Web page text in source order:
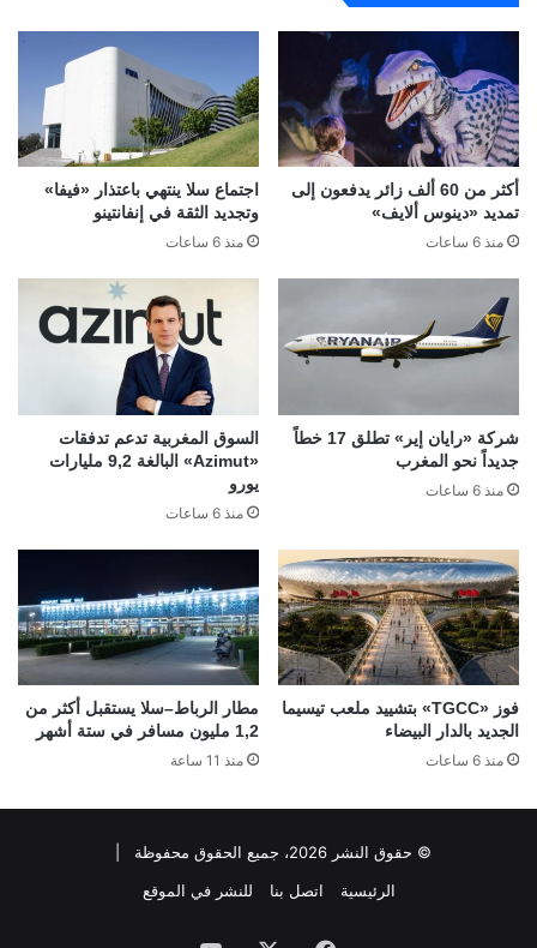
أكثر من 60 ألف زائر يدفعون إلى
تمديد «دينوس ألايف»
منذ 6 ساعات
اجتماع سلا ينتهي باعتذار «فيفا»
وتجديد الثقة في إنفانتينو
منذ 6 ساعات
شركة «رايان إير» تطلق 17 خطاً
جديداً نحو المغرب
منذ 6 ساعات
السوق المغربية تدعم تدفقات
«Azimut» البالغة 9,2 مليارات
يورو
منذ 6 ساعات
فوز «TGCC» بتشييد ملعب تيسيما
الجديد بالدار البيضاء
منذ 6 ساعات
مطار الرباط–سلا يستقبل أكثر من
1,2 مليون مسافر في ستة أشهر
منذ 11 ساعة
© حقوق النشر 2026، جميع الحقوق محفوظة |
الرئيسية
اتصل بنا للنشر في الموقع